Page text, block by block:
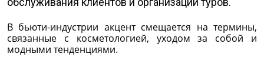
В бьюти-индустрии акцент смещается на термины,
связанные с косметологией, уходом за собой и
модными тенденциями.